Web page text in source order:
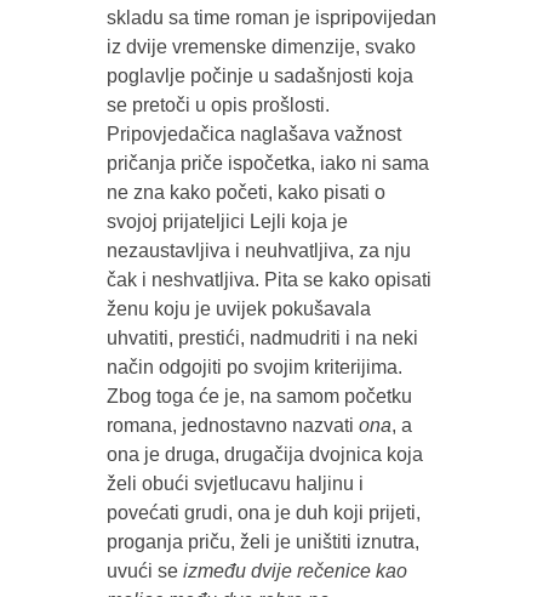
skladu sa time roman je ispripovijedan
iz dvije vremenske dimenzije, svako
poglavlje počinje u sadašnjosti koja
se pretoči u opis prošlosti.
Pripovjedačica naglašava važnost
pričanja priče ispočetka, iako ni sama
ne zna kako početi, kako pisati o
svojoj prijateljici Lejli koja je
nezaustavljiva i neuhvatljiva, za nju
čak i neshvatljiva. Pita se kako opisati
ženu koju je uvijek pokušavala
uhvatiti, prestići, nadmudriti i na neki
način odgojiti po svojim kriterijima.
Zbog toga će je, na samom početku
romana, jednostavno nazvati ona, a
ona je druga, drugačija dvojnica koja
želi obući svjetlucavu haljinu i
povećati grudi, ona je duh koji prijeti,
proganja priču, želi je uništiti iznutra,
uvući se između dvije rečenice kao